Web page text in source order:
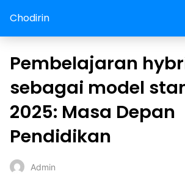
Chodirin
Pembelajaran
sebagai model
2025: Masa Depan
Pendidikan
Admin